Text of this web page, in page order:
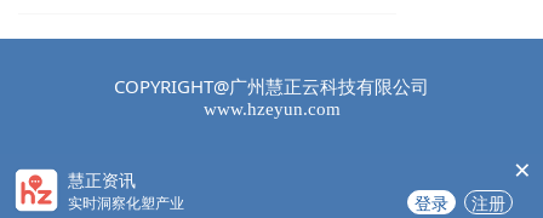
COPYRIGHT@广州慧正云科技有限公司
www.hzeyun.com
慧正资讯
实时洞察化塑产业 登录 注册
×